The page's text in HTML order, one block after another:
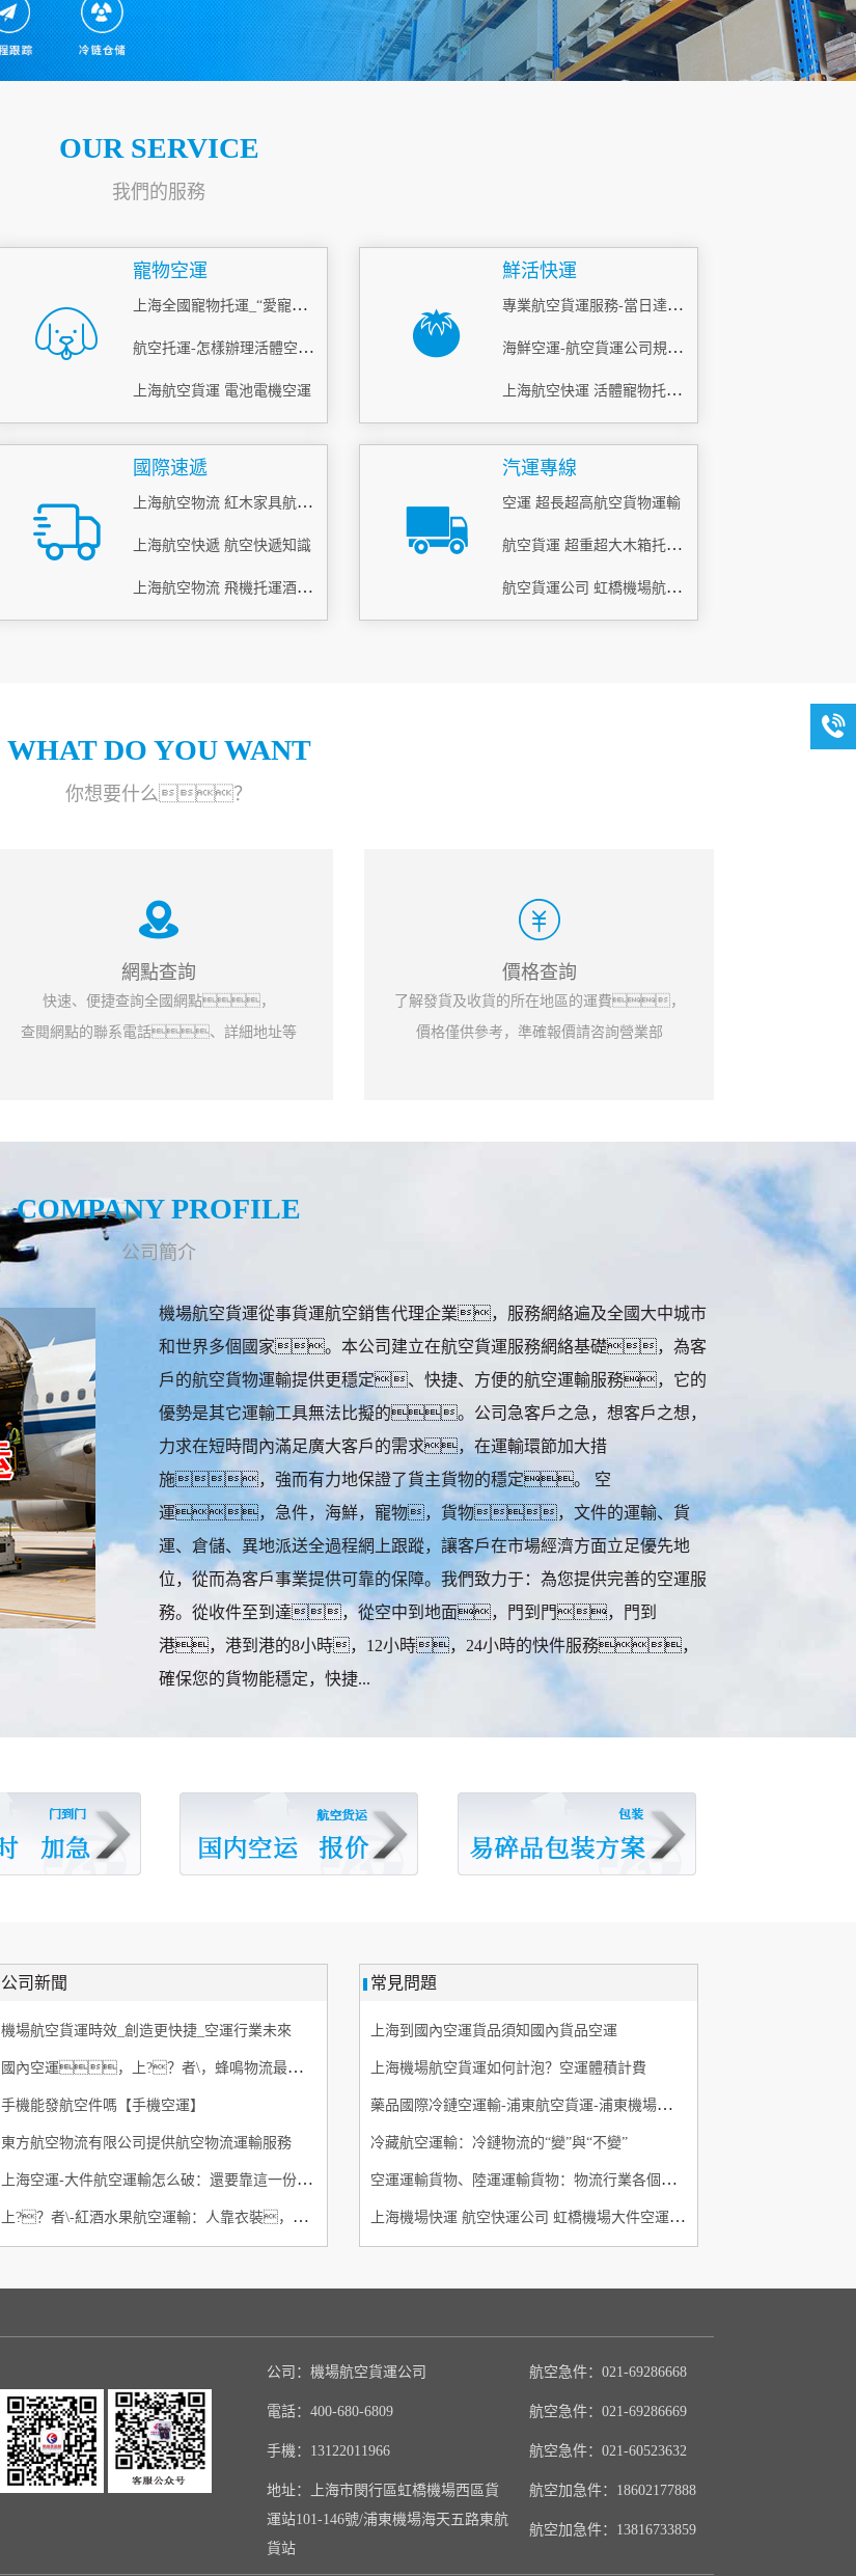
OUR SERVICE
我們的服務
寵物空運
上海全國寵物托運_“愛寵候機廳”_上門接送寵物
航空托運-怎樣辦理活體空運？
上海航空貨運 電池電機空運
鮮活快運
專業航空貨運服務-當日達_鮮活空運怎么寄？
海鮮空運-航空貨運公司規定內容
上海航空快運 活體寵物托運 當日急件
國際速遞
上海航空物流 紅木家具航空托運
上海航空快遞 航空快遞知識
上海航空物流 飛機托運酒 易碎品打包托運
汽運專線
空運 超長超高航空貨物運輸
航空貨運 超重超大木箱托運 當天到
航空貨運公司 虹橋機場航空貨運
WHAT DO YOU WANT
你想要什么？
網點查詢
快速、便捷查詢全國網點，
查閱網點的聯系電話、詳細地址等
價格查詢
了解發貨及收貨的所在地區的運費，
價格僅供參考，準確報價請咨詢營業部
COMPANY PROFILE
公司簡介
機場航空貨運從事貨運航空銷售代理企業，服務網絡遍及全國大中城市
和世界多個國家。本公司建立在航空貨運服務網絡基礎，為客
戶的航空貨物運輸提供更穩定、快捷、方便的航空運輸服務，它的
優勢是其它運輸工具無法比擬的。公司急客戶之急，想客戶之想，
力求在短時間內滿足廣大客戶的需求，在運輸環節加大措
施，強而有力地保證了貨主貨物的穩定。 空
運，急件，海鮮，寵物，貨物，文件的運輸、貨
運、倉儲、異地派送全過程網上跟蹤，讓客戶在市場經濟方面立足優先地
位，從而為客戶事業提供可靠的保障。我們致力于：為您提供完善的空運服
務。從收件至到達，從空中到地面，門到門，門到
港，港到港的8小時，12小時，24小時的快件服務，
確保您的貨物能穩定，快捷...
公司新聞
機場航空貨運時效_創造更快捷_空運行業未來
國內空運，上?？者\，蜂鳴物流最快6小時直達！
手機能發航空件嗎【手機空運】
東方航空物流有限公司提供航空物流運輸服務
上海空運-大件航空運輸怎么破：還要靠這一份專業詳解指南
上?？者\-紅酒水果航空運輸：人靠衣裝，貨靠包裝
常見問題
上海到國內空運貨品須知國內貨品空運
上海機場航空貨運如何計泡？空運體積計費
藥品國際冷鏈空運輸-浦東航空貨運-浦東機場航空快遞
冷藏航空運輸：冷鏈物流的“變”與“不變”
空運運輸貨物、陸運運輸貨物：物流行業各個崗位
上海機場快運 航空快運公司 虹橋機場大件空運當天件
公司：機場航空貨運公司
電話：400-680-6809
手機：13122011966
地址：上海市閔行區虹橋機場西區貨
運站101-146號/浦東機場海天五路東航
貨站
航空急件：021-69286668
航空急件：021-69286669
航空急件：021-60523632
航空加急件：18602177888
航空加急件：13816733859